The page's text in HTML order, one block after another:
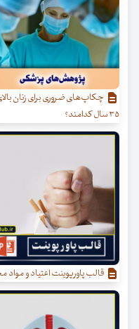
چکاپ‌های ضروری برای زنان
۳۵ سال کدامند؟
قالب پاورپوینت اعتیاد و مواد